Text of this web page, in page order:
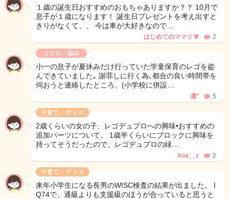
１歳の誕生日おすすめのおもちゃありますか？？ 10月で
息子が１歳になります！ 誕生日プレゼントを考え出すと
きりがなくて、、 今は車が大好きなので…
はじめてのママリ🔰 2
ココロ・悩み
小一の息子が夏休みだけ行っていた学童保育のレゴを盗
んできていました｡ 謝罪しに行く為､都合の良い時間帯を
伺おうと連絡したところ、(小学校に併設…
凛* 5
子育て・グッズ
2歳くらいの女の子、レゴデュプロへの興味•おすすめの
追加パーツについて。 1歳半くらいにブロックに興味を
持ってそうだったので、レゴデュプロの緑…
koa__z 2
子育て・グッズ
来年小学生になる長男のWISC検査の結果が出ました。 I
Q74で、通級よりも支援級のほうが合っていると思うと